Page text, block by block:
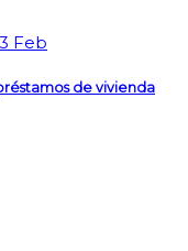
3 Feb
de vivienda